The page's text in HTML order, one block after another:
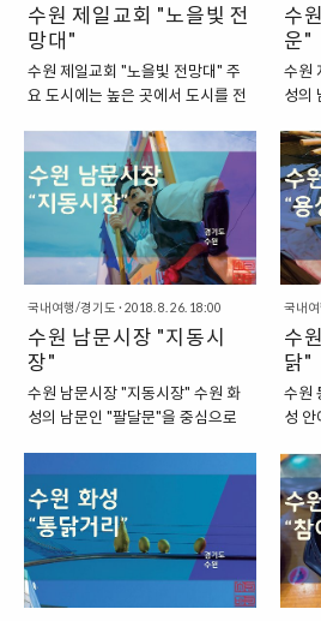
일월드컵을 앞두고 공중화장실을
개선시켰던 수원시” 2002년에는
우리나라에서 큰 이벤트가 열렸습
니다. 바로 세계인의 이목이 집중되
는 축구 대회인 “월드컵”이 열렸는
데요. 월드컵 개최가 우리나라에서
열리는 것이 확정이 된 상황이었지
만, 걱정이 되는 부분도 있었습니다.
큰 문제는 바로 우리나라의 공중 화
장실 수준이었던 것인데..
의 문
원 지
은
로 수
수 있
곳을
니다.
일교
수원 제일교회 "노을빛 전
망대"
수원 제일교회 "노을빛 전망대" 주
요 도시에는 높은 곳에서 도시를 전
울에는 남산에 "N서울타워"라는 이
름의 남산타워가 있고, 부산에는 용
두산 공원에 "부산타워"가 있지요.
그렇다면, 수원은 어떨까요? 수원에
는 수원타워가 있을 것 같은데, 수원
타워 같은 건 없답니다. 대신 다른
건물이 이런 "전망대"의 역할을 하
고 있기도 하지요. "수원에서 가장
높은 곳에 있는 건물, 수원 제일교
회" 이렇게 서울과 부산에는 "타
워"라는 이름으로 도시를 조망할 수
있는 전망대가 있습니다. 하지만, 수
실망하기에는 이릅니다. 국가에서
운영하는 것은 아니지만, 교회에서
운영하는 전망대가 있으니까요. 수
원에서 전망대에 올라서 수원 시내
를 조망할 수 있는 곳으로..
수
운"
수원
성의
주변
서 "
이러
장"
이
했다
동시
물을
시장
있는
식을
입니
잡고
"저
요리
아서
요.
국내여행/경기도 · 2018. 8. 26. 18:00
수원 남문시장 "지동시
장"
수원 남문시장 "지동시장" 수원 화
성의 남문인 "팔달문"을 중심으로
는데요. 그래서 이 시장들을 통틀어
서 "남문시장"이라고 칭한답니다.
이번에는 그중에서 "지동시장"을 한
번 살펴보겠습니다. "수원 남문시장
중의 하나인, 지동시장" 지동시장은
팔달문 주변에 있는 9개의 시장 중
국내
수
닭"
수원
성
거리
곳인
통닭
이 많
킨을
라고
목"